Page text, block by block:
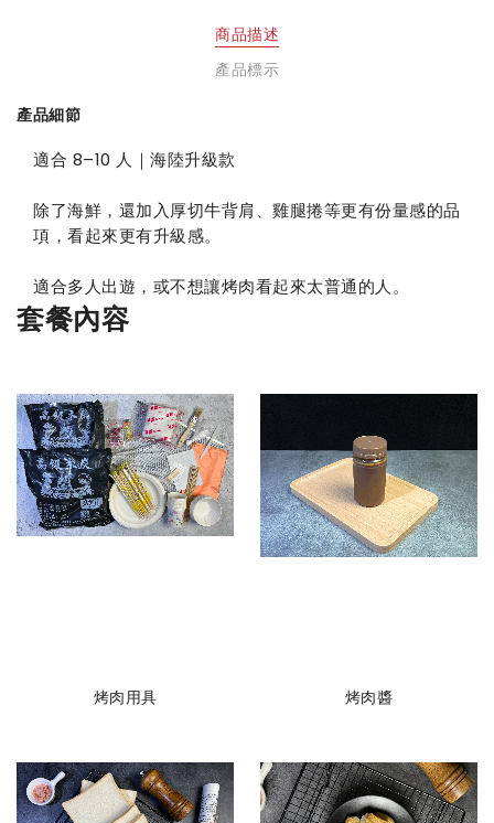
商品描述
產品標示
產品細節
適合 8–10 人｜海陸升級款
除了海鮮，還加入厚切牛背肩、雞腿捲等更有份量感的品
項，看起來更有升級感。
適合多人出遊，或不想讓烤肉看起來太普通的人。
套餐內容
烤肉用具 烤肉醬